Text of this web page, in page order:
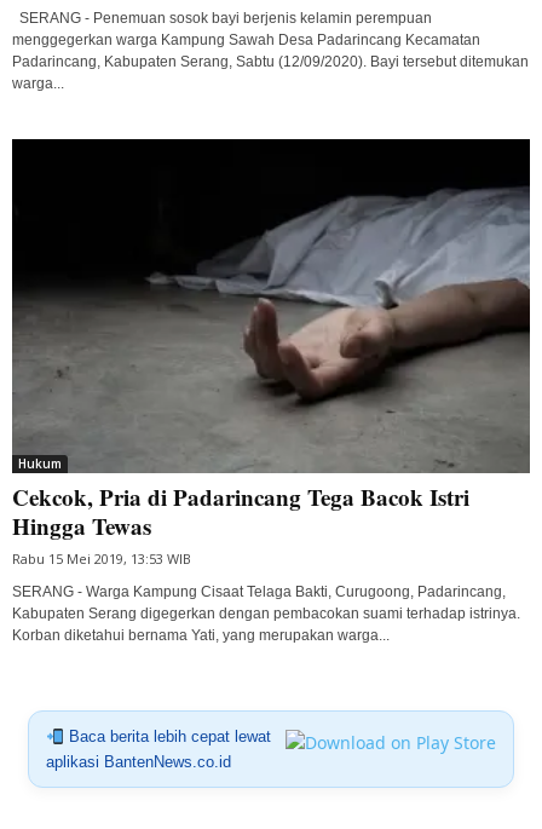
SERANG - Penemuan sosok bayi berjenis kelamin perempuan
menggegerkan warga Kampung Sawah Desa Padarincang Kecamatan
Padarincang, Kabupaten Serang, Sabtu (12/09/2020). Bayi tersebut ditemukan
warga...
Hukum
Cekcok, Pria di Padarincang Tega Bacok Istri
Hingga Tewas
Rabu 15 Mei 2019, 13:53 WIB
SERANG - Warga Kampung Cisaat Telaga Bakti, Curugoong, Padarincang,
Kabupaten Serang digegerkan dengan pembacokan suami terhadap istrinya.
Korban diketahui bernama Yati, yang merupakan warga...
Baca berita lebih cepat lewat
aplikasi BantenNews.co.id